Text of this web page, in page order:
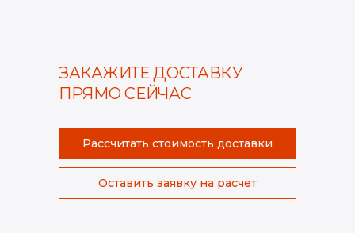
ЗАКАЖИТЕ ДОСТАВКУ
ПРЯМО СЕЙЧАС
Оставить заявку на расчет
Рассчитать стоимость доставки